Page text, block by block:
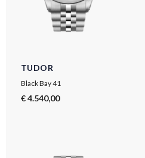
TUDOR
Black Bay 41
€ 4.540,00